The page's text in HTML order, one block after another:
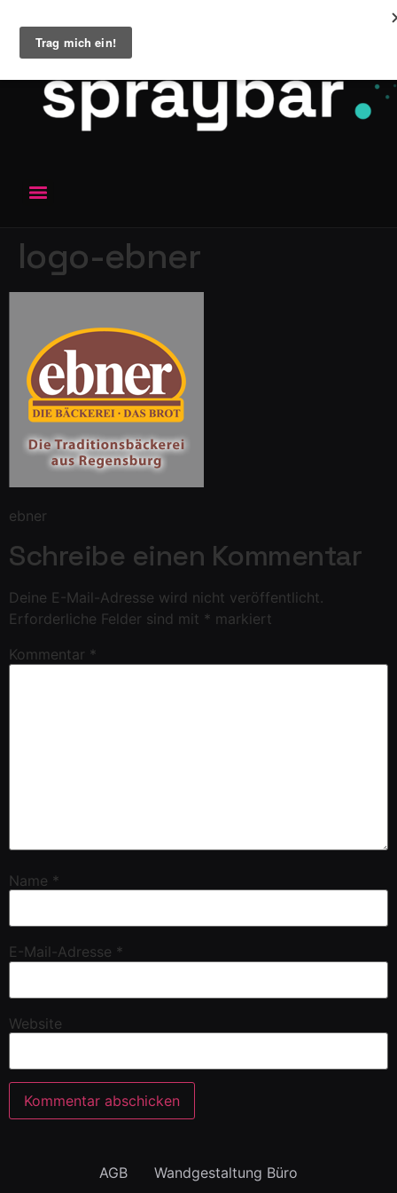
logo-ebner
ebner
Schreibe einen Kommentar
Deine E-Mail-Adresse wird nicht veröffentlicht.
Erforderliche Felder sind mit * markiert
Kommentar *
Name *
E-Mail-Adresse *
Website
AGB Wandgestaltung Büro